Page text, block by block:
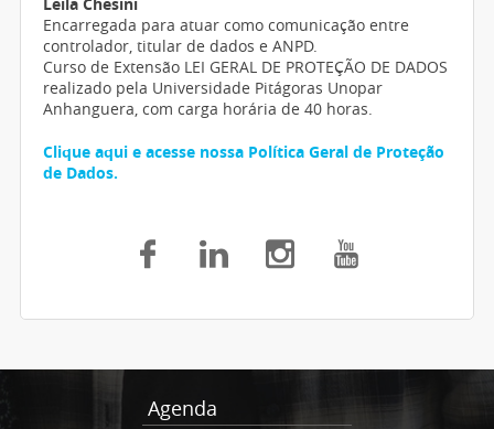
Encarregada para atuar como comunicação entre
controlador, titular de dados e ANPD.
Curso de Extensão LEI GERAL DE PROTEÇÃO DE DADOS
realizado pela Universidade Pitágoras Unopar
Anhanguera, com carga horária de 40 horas.
Clique aqui e acesse nossa Política Geral de Proteção
de Dados.
Agenda